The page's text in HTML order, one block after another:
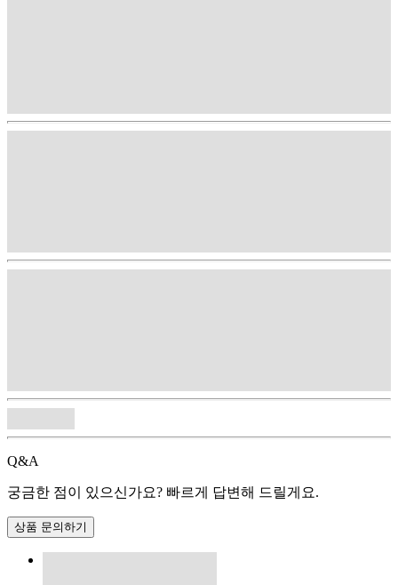
Q&A
궁금한 점이 있으신가요? 빠르게 답변해 드릴게요.
상품 문의하기